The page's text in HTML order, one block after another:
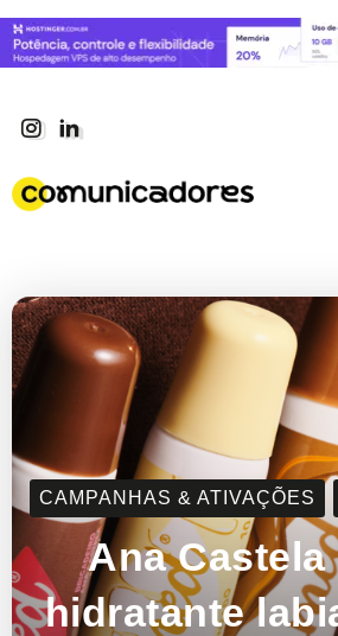
CAMPANHAS & ATIVAÇÕES
Ana Castela
hidratante